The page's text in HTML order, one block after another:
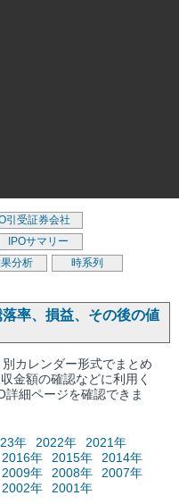
引受証券会社
IPOサマリー
分析
時系列
落率、損益、その後の値
カレンダー形式でまとめ
金額の確認などに利用く
細ページを確認できま
年 2022年
2021年
2016年 2015年
2014年
2009年 2008年
2007年
2002年
2001年